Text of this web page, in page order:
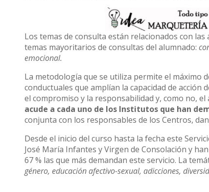
Los temas de consulta están relacionados con
temas mayoritarios de consultas del alumnado:
emocional.
La metodología que se utiliza permite el máximo
conductuales que amplían la capacidad de
el compromiso y la responsabilidad y, como no, el
acude a cada uno de los Institutos que han
conjunta con los responsables de los Centros,
Desde el inicio del curso hasta la fecha este
José María Infantes y Virgen de Consolación y
67 % las que más demandan este servicio. La
género, educación afectivo-sexual, adicciones,